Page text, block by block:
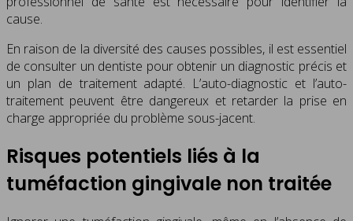
cause.
En raison de la diversité des causes possibles, il est essentiel
de consulter un dentiste pour obtenir un diagnostic précis et
un plan de traitement adapté. L’auto-diagnostic et l’auto-
traitement peuvent être dangereux et retarder la prise en
charge appropriée du problème sous-jacent.
Risques potentiels liés à la
tuméfaction gingivale non traitée